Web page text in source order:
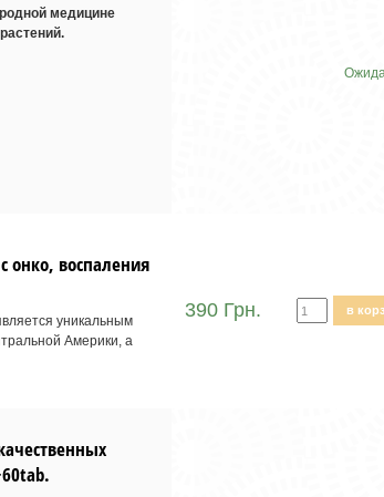
медицине
онко, воспаления
уникальным
Америки, а
390 Грн. в